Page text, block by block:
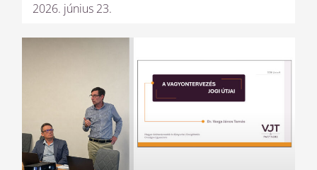
2026. június 23.